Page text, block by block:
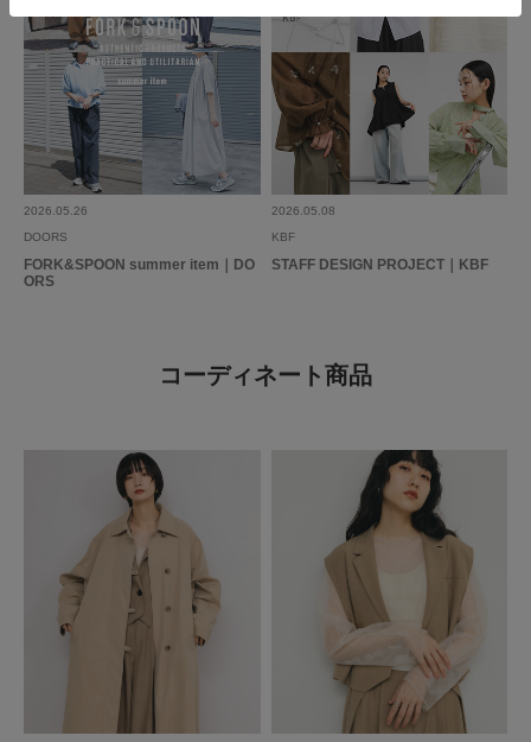
2026.05.26
DOORS
FORK&SPOON summer item｜DO
ORS
2026.05.08
KBF
STAFF DESIGN PROJECT｜KBF
コーディネート商品